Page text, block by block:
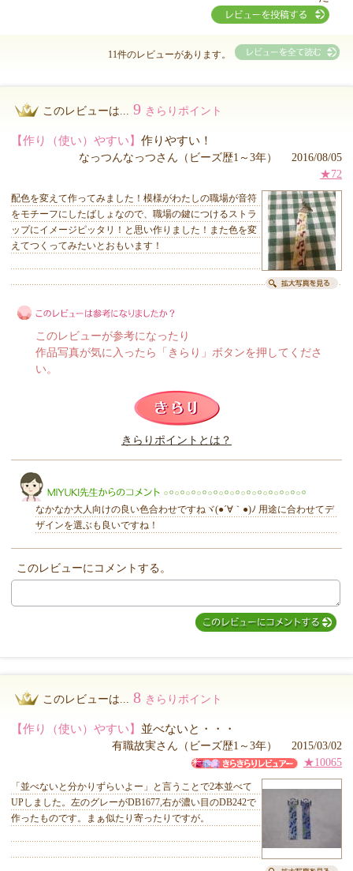
11件のレビューがあります。
このレビューは... 9 きらりポイント
【作り（使い）やすい】 作りやすい！
なっつんなっつさん（ビーズ歴1～3年） 2016/08/05
★72
配色を変えて作ってみました！模様がわたしの職場が音符
をモチーフにしたばしょなので、職場の鍵につけるストラ
ップにイメージピッタリ！と思い作りました！また色を変
えてつくってみたいとおもいます！
このレビューは参考になりましたか？
このレビューが参考になったり
作品写真が気に入ったら「きらり」ボタンを押してくださ
い。
きらりポイントとは？
なかなか大人向けの良い色合わせですねヾ(●´∀｀●)ﾉ 用途に合わせてデ
ザインを選ぶも良いですね！
このレビューにコメントする。
このレビューは... 8 きらりポイント
【作り（使い）やすい】 並べないと・・・
有職故実さん（ビーズ歴1～3年） 2015/03/02
★10065
「並べないと分かりずらいよー」と言うことで2本並べて
UPしました。左のグレーがDB1677,右が濃い目のDB242で
作ったものです。まぁ似たり寄ったりですが。